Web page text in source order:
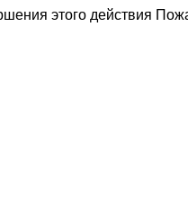
этого действия